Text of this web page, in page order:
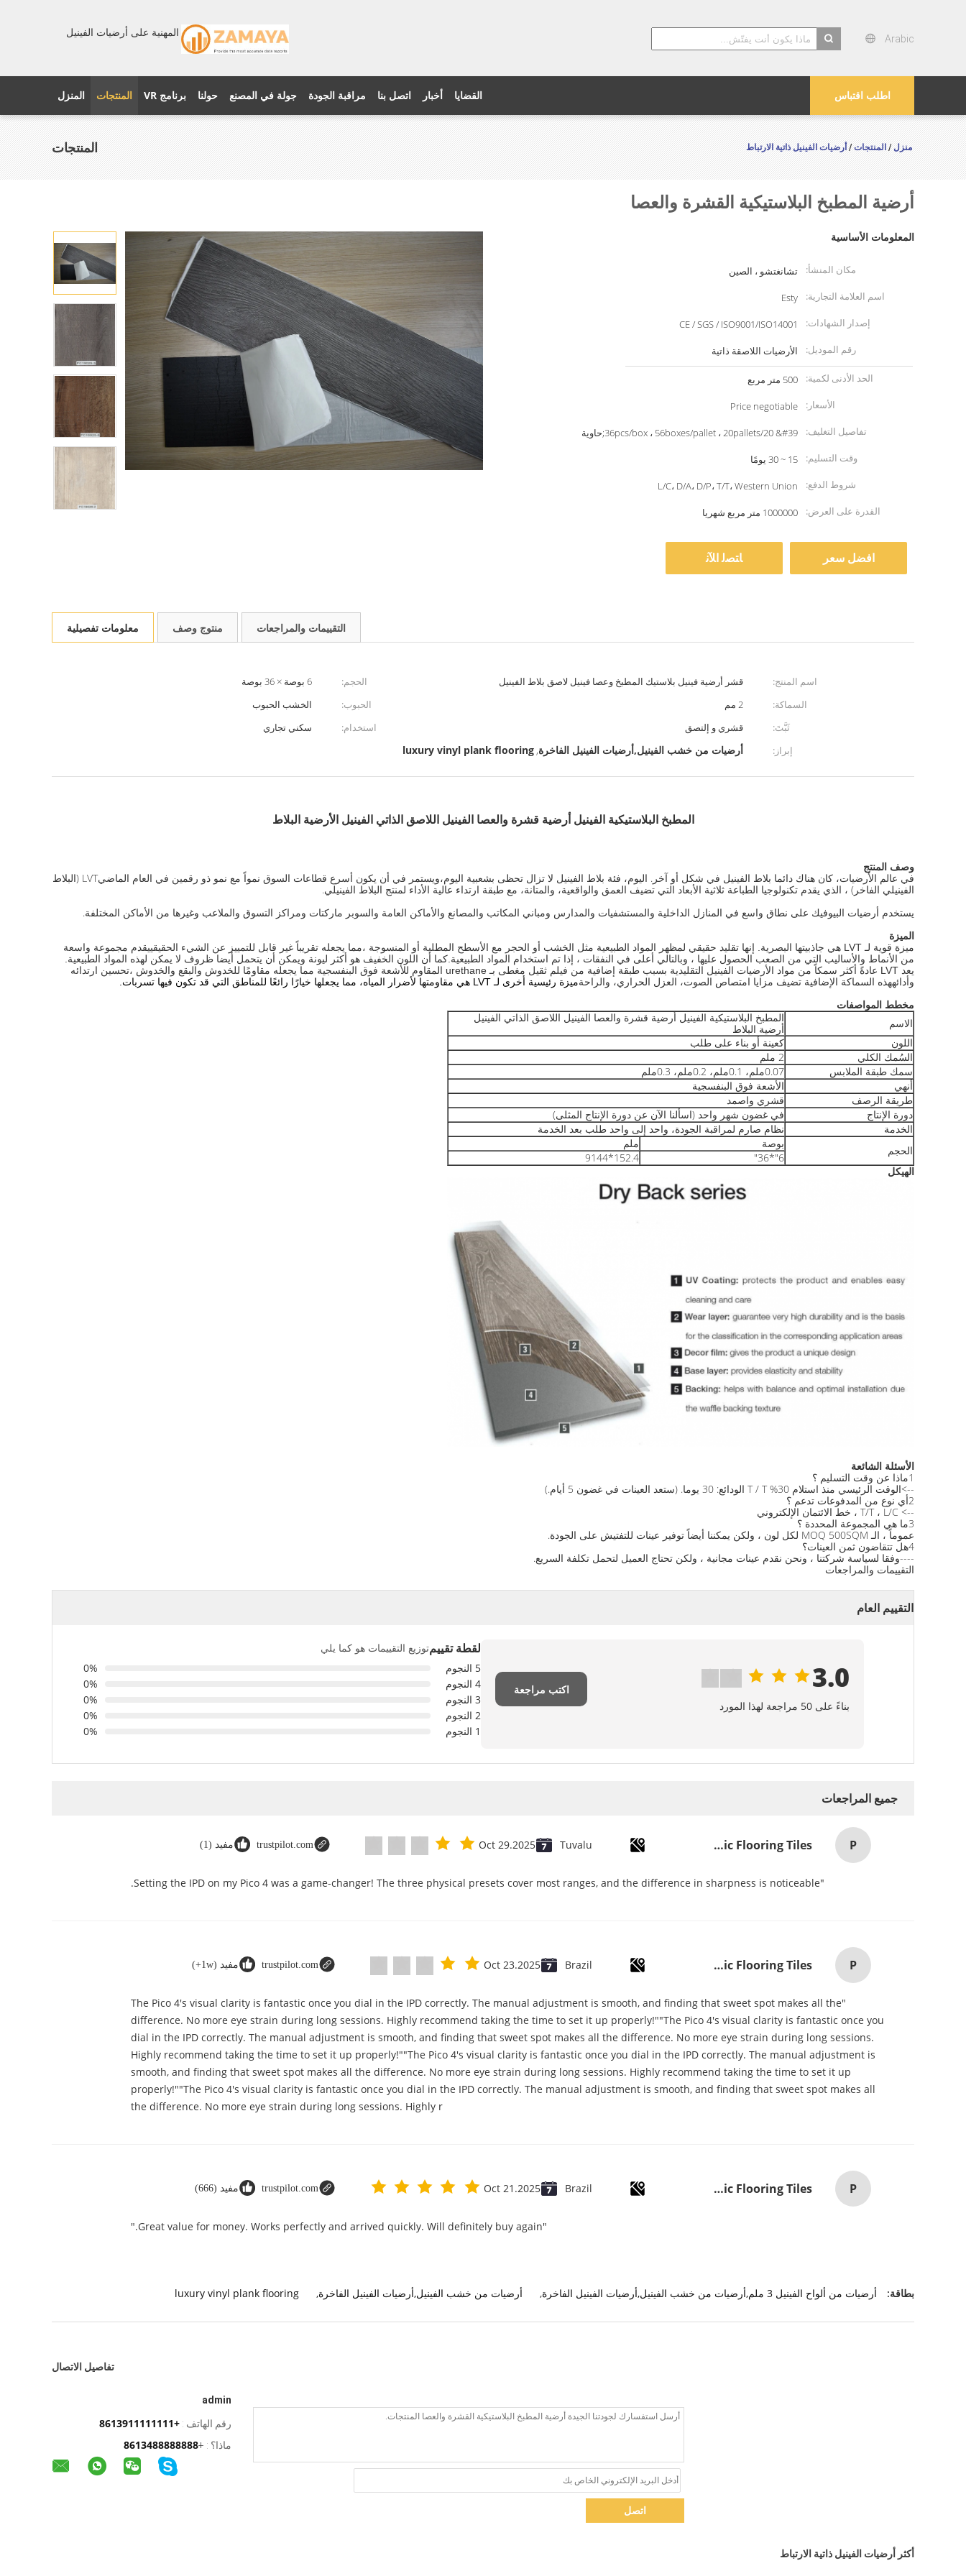
المهنية على أرضيات الفينيل
Arabic
اطلب اقتباس المنزل المنتجات برنامج VR حولنا جولة في المصنع مراقبة الجودة اتصل بنا أخبار القضايا
المنتجات منزل /المنتجات/أرضيات الفينيل ذاتية الارتباط
أرضية المطبخ البلاستيكية القشرة والعصا
المعلومات الأساسية
مكان المنشأ:
تشانغتشو ، الصين
اسم العلامة التجارية:
Esty
إصدار الشهادات:
CE / SGS / ISO9001/ISO14001
رقم الموديل:
الأرضيات اللاصقة ذاتية
الحد الأدنى لكمية:
500 متر مربع
الأسعار:
Price negotiable
تفاصيل التغليف:
36pcs/box ، 56boxes/pallet ، 20pallets/20 &#39;حاوية
وقت التسليم:
15 ~ 30 يومًا
شروط الدفع:
L/C، D/A، D/P، T/T، Western Union
القدرة على العرض:
1000000 متر مربع شهريا
افضل سعر ﺎﺘﺼﻟ ﺍﻶﻧ
معلومات تفصيلية منتوج وصف التقييمات والمراجعات
اسم المنتج: قشر أرضية فينيل بلاستيك المطبخ وعصا فينيل لاصق بلاط الفينيل الحجم:
6 بوصة × 36 بوصة
السماكة:
2 مم الحبوب:
الخشب الحبوب
ثَبَّتَ:
قشري و إلتصق استخدام:
سكني تجاري
إبراز:
أرضيات من خشب الفينيل,أرضيات الفينيل الفاخرة,
luxury vinyl plank flooring
المطبخ البلاستيكية الفينيل أرضية قشرة والعصا الفينيل اللاصق الذاتي الفينيل الأرضية البلاط
وصف المنتج
في عالم الأرضيات، كان هناك دائما بلاط الفينيل في شكل أو آخر. اليوم، فئة بلاط الفينيل لا تزال تحظى بشعبية اليوم،ويستمر في أن يكون أسرع قطاعات السوق نمواً مع نمو ذو رقمين في العام الماضيLVT (البلاط
الفينيلي الفاخر) ، الذي يقدم تكنولوجيا الطباعة ثلاثية الأبعاد التي تضيف العمق والواقعية، والمتانة، مع طبقة ارتداء عالية الأداء لمنتج البلاط الفينيلي.
يستخدم أرضيات البيوفيك على نطاق واسع في المنازل الداخلية والمستشفيات والمدارس ومباني المكاتب والمصانع والأماكن العامة والسوبر ماركتات ومراكز التسوق والملاعب وغيرها من الأماكن المختلفة.
الميزة
ميزة قوية لـ LVT هي جاذبيتها البصرية. إنها تقليد حقيقي لمظهر المواد الطبيعية مثل الخشب أو الحجر مع الأسطح المطلية أو المنسوجة ،مما يجعله تقريباً غير قابل للتمييز عن الشيء الحقيقييقدم مجموعة واسعة
من الأنماط والأساليب التي من الصعب الحصول عليها ، وبالتالي أعلى في النفقات ، إذا تم استخدام المواد الطبيعية.كما أن اللون الخفيف هو أكثر ليونة ويمكن أن يتحمل أيضا ظروف لا يمكن لهذه المواد الطبيعية.
يعد LVT عادةً أكثر سمكاً من مواد الأرضيات الفينيل التقليدية بسبب طبقة إضافية من فيلم ثقيل مغطى بـ urethane المقاوم للأشعة فوق البنفسجية مما يجعله مقاومًا للخدوش والبقع والخدوش ،تحسين ارتدائه
وأدائههذه السماكة الإضافية تضيف مزايا امتصاص الصوت، العزل الحراري، والراحةميزة رئيسية أخرى لـ LVT هي مقاومتها لأضرار المياه، مما يجعلها خيارًا رائعًا للمناطق التي قد تكون فيها تسربات.
مخطط المواصفات
الاسم
المطبخ البلاستيكية الفينيل أرضية قشرة والعصا الفينيل اللاصق الذاتي الفينيل
أرضية البلاط
اللون
كعينة أو بناء على طلب
السُمك الكلي
2 ملم
سمك طبقة الملابس
0.07ملم، 0.1ملم، 0.2ملم، 0.3ملم
أنهي
الأشعة فوق البنفسجية
طريقة الرصف
قشري واصمد
دورة الإنتاج
في غضون شهر واحد (اسألنا الآن عن دورة الإنتاج المثلى)
الخدمة
نظام صارم لمراقبة الجودة، واحد إلى واحد طلب بعد الخدمة
الحجم
بوصة
ملم
6"*36"
152.4*9144
الهيكل
الأسئلة الشائعة
1ماذا عن وقت التسليم ؟
-->الوقت الرئيسي منذ استلام 30% T / T الودائع: 30 يوما. (ستعد العينات في غضون 5 أيام.)
2أي نوع من المدفوعات تدعم ؟
--> T/T ، L/C ، خط الائتمان الإلكتروني
3ما هي المجموعة المحددة ؟
عموماً ، الـ MOQ 500SQM لكل لون ، ولكن يمكننا أيضاً توفير عينات للتفتيش على الجودة.
4هل تتقاضون ثمن العينات؟
----وفقا لسياسة شركتنا ، ونحن نقدم عينات مجانية ، ولكن تحتاج العميل لتحمل تكلفة السريع.
التقييمات والمراجعات
التقييم العام
3.0
بناءً على 50 مراجعة لهذا المورد
اكتب مراجعة
لقطة تقييمتوزيع التقييمات هو كما يلي
5 النجوم
0%
4 النجوم
0%
3 النجوم
0%
2 النجوم
0%
1 النجوم
0%
جميع المراجعات
P
Pvc Adhesive Floor Tiles Commercial Light Embossed Wooden Plastic Flooring Tiles
Tuvalu
Oct 29.2025
trustpilot.com مفيد (1)
"Setting the IPD on my Pico 4 was a game-changer! The three physical presets cover most ranges, and the difference in sharpness is noticeable.
P
Pvc Adhesive Floor Tiles Commercial Light Embossed Wooden Plastic Flooring Tiles
Brazil
Oct 23.2025
trustpilot.com مفيد (1w+)
"The Pico 4's visual clarity is fantastic once you dial in the IPD correctly. The manual adjustment is smooth, and finding that sweet spot makes all the
difference. No more eye strain during long sessions. Highly recommend taking the time to set it up properly!""The Pico 4's visual clarity is fantastic once you
dial in the IPD correctly. The manual adjustment is smooth, and finding that sweet spot makes all the difference. No more eye strain during long sessions.
Highly recommend taking the time to set it up properly!""The Pico 4's visual clarity is fantastic once you dial in the IPD correctly. The manual adjustment is
smooth, and finding that sweet spot makes all the difference. No more eye strain during long sessions. Highly recommend taking the time to set it up
properly!""The Pico 4's visual clarity is fantastic once you dial in the IPD correctly. The manual adjustment is smooth, and finding that sweet spot makes all
the difference. No more eye strain during long sessions. Highly r
P
Pvc Adhesive Floor Tiles Commercial Light Embossed Wooden Plastic Flooring Tiles
Brazil
Oct 21.2025
trustpilot.com مفيد (666)
"Great value for money. Works perfectly and arrived quickly. Will definitely buy again."
بطاقة: أرضيات من ألواح الفينيل 3 ملم,أرضيات من خشب الفينيل,أرضيات الفينيل الفاخرة , أرضيات من خشب الفينيل,أرضيات الفينيل الفاخرة,
luxury vinyl plank flooring
تفاصيل الاتصال
admin
رقم الهاتف : +8613911111111
ماذا؟ : +
8613488888888
اتصل
أكثر أرضيات الفينيل ذاتية الارتباط